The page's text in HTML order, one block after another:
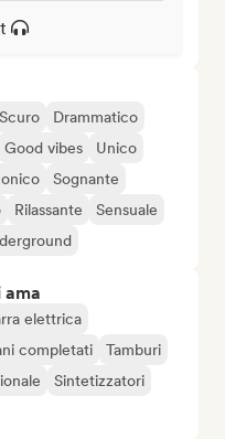
Scuro
Drammatico
Good vibes
Unico
Sognante
Rilassante
Sensuale
elettrica
completati
Tamburi
Sintetizzatori